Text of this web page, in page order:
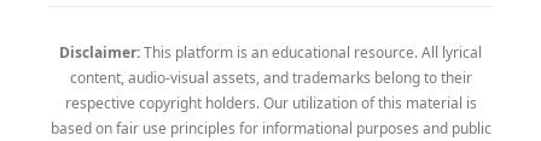
Disclaimer:This platform is an educational resource. All lyrical
content, audio-visual assets, and trademarks belong to their
respective copyright holders. Our utilization of this material is
based on fair use principles for informational purposes and public